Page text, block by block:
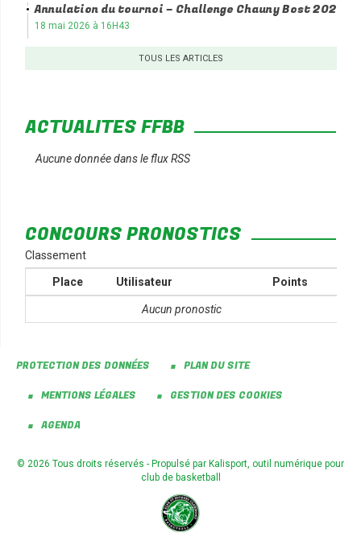
Annulation du tournoi – Challenge Chauny Bost 2026
18 mai 2026 à 16H43
TOUS LES ARTICLES
ACTUALITÉS FFBB
Aucune donnée dans le flux RSS
CONCOURS PRONOSTICS
Classement
Place Utilisateur Points
Aucun pronostic
PROTECTION DES DONNÉES PLAN DU SITE
MENTIONS LÉGALES GESTION DES COOKIES
AGENDA
© 2026 Tous droits réservés - Propulsé par Kalisport, outil numérique pour
club de basketball